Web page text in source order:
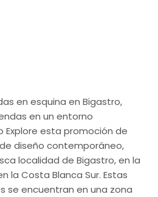
en esquina en Bigastro,
en un entorno
esta promoción de
diseño contemporáneo,
localidad de Bigastro, en la
la Costa Blanca Sur. Estas
se encuentran en una zona